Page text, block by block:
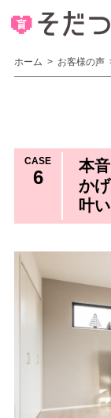
ホーム > お客様の声
CASE
6
本
か
叶